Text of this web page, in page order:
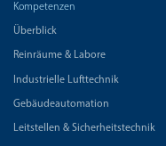
Kompetenzen
Überblick
Reinräume & Labore
Industrielle Lufttechnik
Gebäudeautomation
Leitstellen & Sicherheitstechnik